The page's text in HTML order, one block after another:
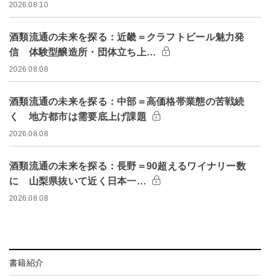
2026.08.10
酒類流通の未来を探る：近畿＝クラフトビール魅力発
信 体験型醸造所・団体立ち上…
2026.08.08
酒類流通の未来を探る：中部＝高価格帯業態の苦戦続
く 地方都市は需要底上げ課題
2026.08.08
酒類流通の未来を探る：長野＝90超えるワイナリー数
に 山梨県抜いて近く日本一…
2026.08.08
書籍紹介